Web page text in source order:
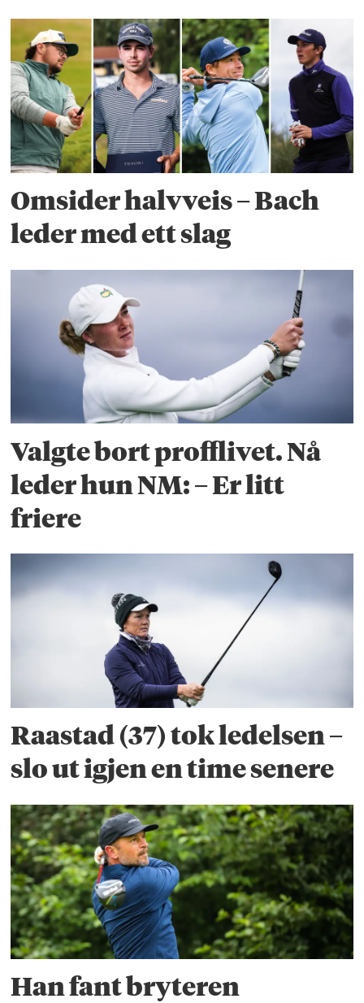
Omsider halvveis – Bach
leder med ett slag
Valgte bort profflivet. Nå
leder hun NM: – Er litt
friere
Raastad (37) tok ledelsen –
slo ut igjen en time senere
Han fant bryteren